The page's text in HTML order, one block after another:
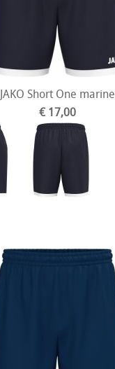
JAKO Short One marine
€ 17,00